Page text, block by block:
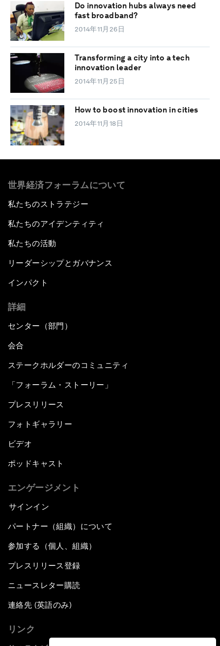
Do innovation hubs always need
fast broadband?
2014年11月26日
Transforming a city into a tech
innovation leader
2014年11月25日
How to boost innovation in cities
2014年11月18日
世界経済フォーラムについて
私たちのストラテジー
私たちのアイデンティティ
私たちの活動
リーダーシップとガバナンス
インパクト
詳細
センター（部門）
会合
ステークホルダーのコミュニティ
「フォーラム・ストーリー」
プレスリリース
フォトギャラリー
ビデオ
ポッドキャスト
エンゲージメント
サインイン
パートナー（組織）について
参加する（個人、組織）
プレスリリース登録
ニュースレター購読
連絡先 (英語のみ)
リンク